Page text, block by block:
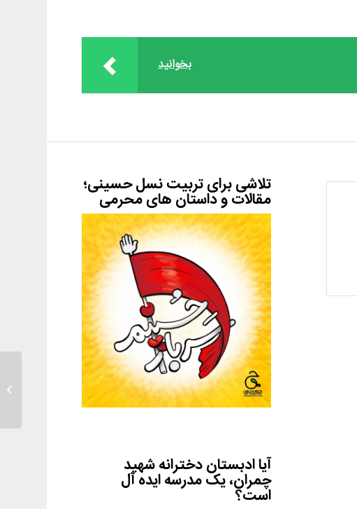
بخوانید
تلاشی برای تربیت نسل حسینی؛
مقالات و داستان های محرمی
آیا ادبستان دخترانه شهید
چمران، یک مدرسه ایده آل
است؟